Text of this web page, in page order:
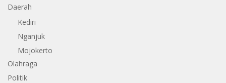
Daerah
Kediri
Nganjuk
Mojokerto
Olahraga
Politik